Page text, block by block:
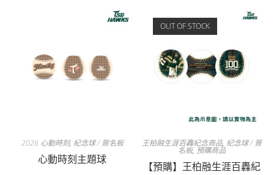
2026 心動時刻, 紀念球 / 簽名板
心動時刻主題球
OUT OF STOCK
王柏融生涯百轟紀念商品, 紀念球 / 簽
名板, 預購商品
【預購】王柏融生涯百轟紀